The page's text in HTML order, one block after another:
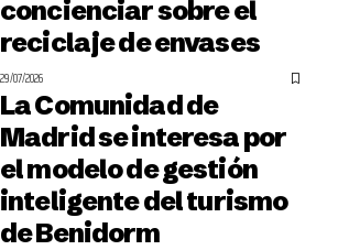
concienciar sobre el
reciclaje de envases
29/07/2026
La Comunidad de
Madrid se interesa por
el modelo de gestión
inteligente del turismo
de Benidorm